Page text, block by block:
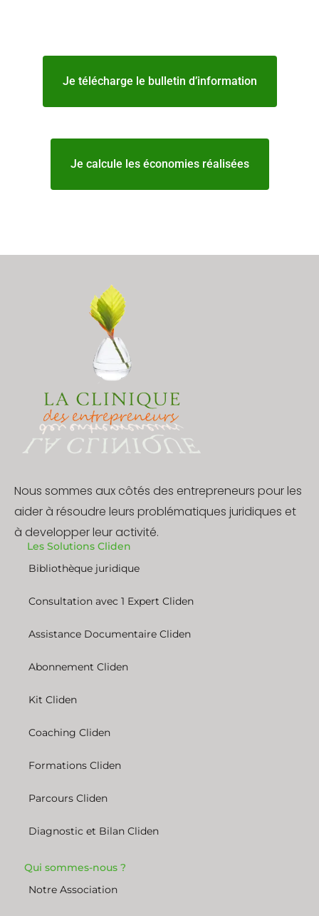
Je télécharge le bulletin d’information
Je calcule les économies réalisées
Nous sommes aux côtés des entrepreneurs pour les
aider à résoudre leurs problématiques juridiques et
à developper leur activité.
Les Solutions Cliden
Bibliothèque juridique
Consultation avec 1 Expert Cliden
Assistance Documentaire Cliden
Abonnement Cliden
Kit Cliden
Coaching Cliden
Formations Cliden
Parcours Cliden
Diagnostic et Bilan Cliden
Qui sommes-nous ?
Notre Association